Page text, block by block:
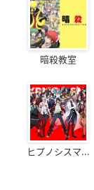
暗殺教室
ヒプノシスマ...